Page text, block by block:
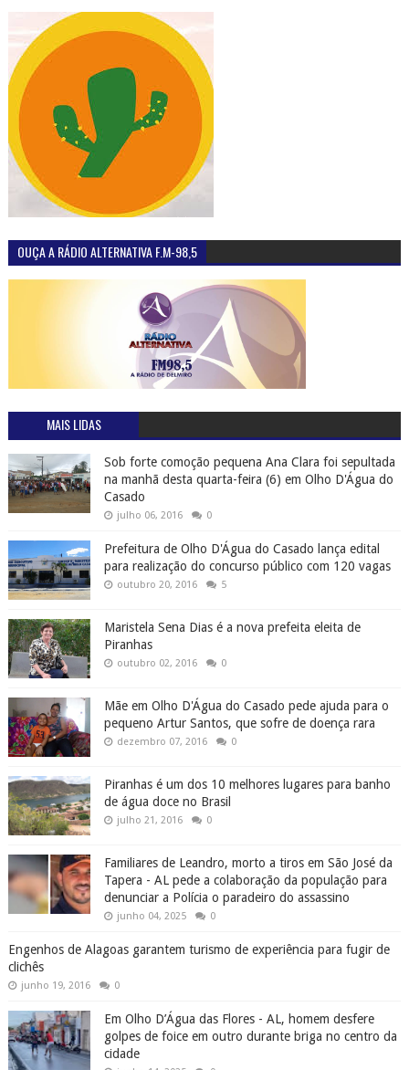
OUÇA A RÁDIO ALTERNATIVA F.M-98,5
MAIS LIDAS
Sob forte comoção pequena Ana Clara foi sepultada
na manhã desta quarta-feira (6) em Olho D'Água do
Casado
julho 06, 2016 0
Prefeitura de Olho D'Água do Casado lança edital
para realização do concurso público com 120 vagas
outubro 20, 2016 5
Maristela Sena Dias é a nova prefeita eleita de
Piranhas
outubro 02, 2016 0
Mãe em Olho D'Água do Casado pede ajuda para o
pequeno Artur Santos, que sofre de doença rara
dezembro 07, 2016 0
Piranhas é um dos 10 melhores lugares para banho
de água doce no Brasil
julho 21, 2016 0
Familiares de Leandro, morto a tiros em São José da
Tapera - AL pede a colaboração da população para
denunciar a Polícia o paradeiro do assassino
junho 04, 2025 0
Engenhos de Alagoas garantem turismo de experiência para fugir de
clichês
junho 19, 2016 0
Em Olho D’Água das Flores - AL, homem desfere
golpes de foice em outro durante briga no centro da
cidade